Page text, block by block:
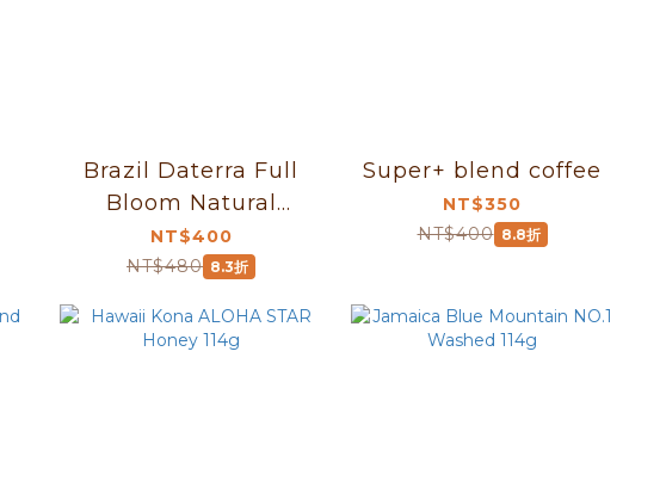
Brazil Daterra Full
Bloom Natural
(227g±5g)
NT$400
NT$480 8.3折
Super+ blend coffee
NT$350
NT$400 8.8折